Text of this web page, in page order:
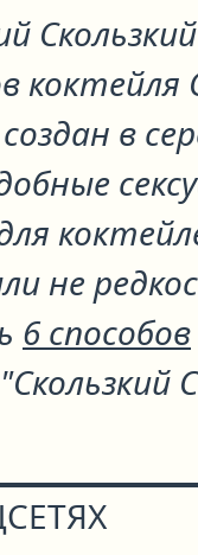
коктейля
в
не
6 способов